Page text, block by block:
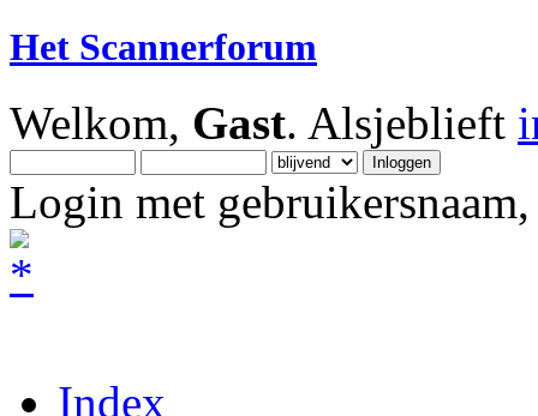
Het Scannerforum
Welkom, Gast. Alsjeblieft
Login met
Index